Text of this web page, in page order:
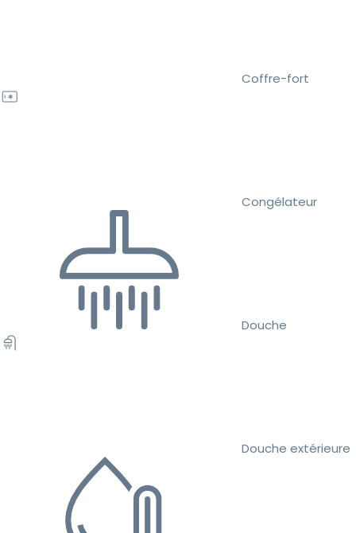
Coffre-fort
Congélateur
Douche
Douche extérieure